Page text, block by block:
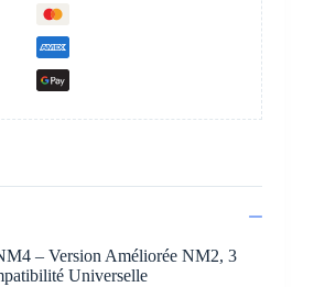
– Version Améliorée NM2, 3
Universelle